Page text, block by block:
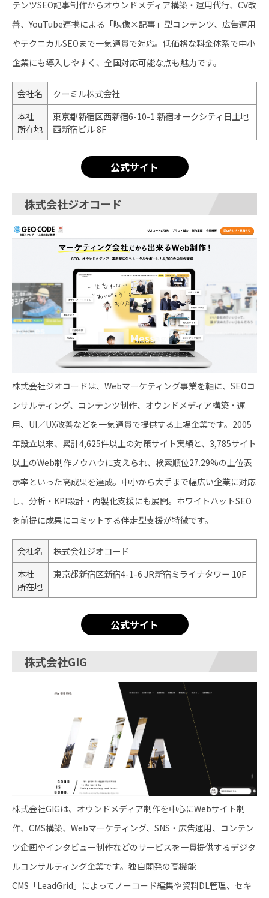
テンツSEO記事制作からオウンドメディア構築・運用代行、CV改
善、YouTube連携による「映像×記事」型コンテンツ、広告運用
やテクニカルSEOまで一気通貫で対応。低価格な料金体系で中小
企業にも導入しやすく、全国対応可能な点も魅力です。
会社名
クーミル株式会社
本社
所在地
東京都新宿区西新宿6-10-1 新宿オークシティ日土地
西新宿ビル 8F
公式サイト
株式会社ジオコード
株式会社ジオコードは、Webマーケティング事業を軸に、SEOコ
ンサルティング、コンテンツ制作、オウンドメディア構築・運
用、UI／UX改善などを一気通貫で提供する上場企業です。2005
年設立以来、累計4,625件以上の対策サイト実績と、3,785サイト
以上のWeb制作ノウハウに支えられ、検索順位27.29%の上位表
示率といった高成果を達成。中小から大手まで幅広い企業に対応
し、分析・KPI設計・内製化支援にも展開。ホワイトハットSEO
を前提に成果にコミットする伴走型支援が特徴です。
会社名
株式会社ジオコード
本社
所在地
東京都新宿区新宿4-1-6 JR新宿ミライナタワー 10F
公式サイト
株式会社GIG
株式会社GIGは、オウンドメディア制作を中心にWebサイト制
作、CMS構築、Webマーケティング、SNS・広告運用、コンテン
ツ企画やインタビュー制作などのサービスを一貫提供するデジタ
ルコンサルティング企業です。独自開発の高機能
CMS「LeadGrid」によってノーコード編集や資料DL管理、セキ